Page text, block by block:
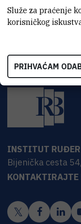
HR-10000 Zagreb
INSTITUT
Bijenička cesta
KONTAKTIRAJTE
Služe za praćenje
korisničkog
PRIHVAĆAM